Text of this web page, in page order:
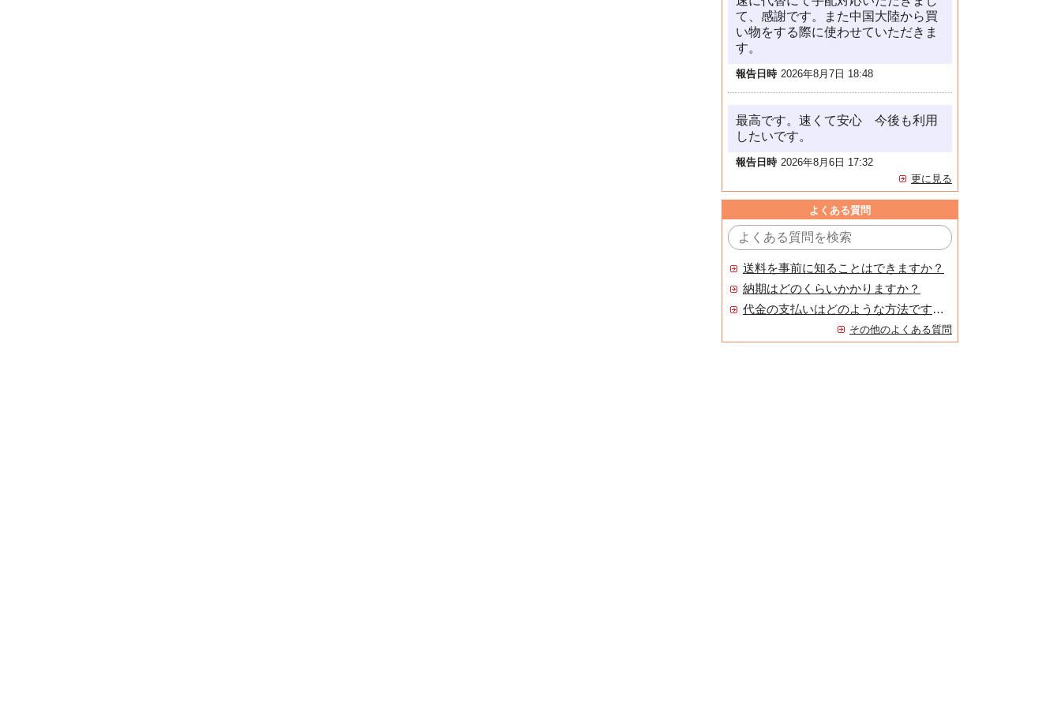
て、感謝です。また中国大陸から買
い物をする際に使わせていただきま
す。
報告日時 2026年8月7日 18:48
最高です。速くて安心 今後も利用
したいです。
報告日時 2026年8月6日 17:32
更に見る
よくある質問
送料を事前に知ることはできますか？
納期はどのくらいかかりますか？
代金の支払いはどのような方法ですか？
その他のよくある質問